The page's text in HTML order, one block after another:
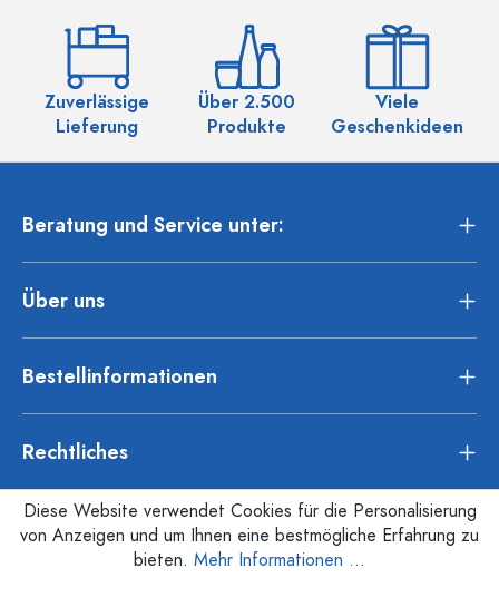
Zuverlässige
Lieferung
Über 2.500
Produkte
Viele
Geschenkideen
Beratung und Service unter:
Über uns
Bestellinformationen
Rechtliches
Diese Website verwendet Cookies für die Personalisierung
von Anzeigen und um Ihnen eine bestmögliche Erfahrung zu
bieten. Mehr Informationen ...